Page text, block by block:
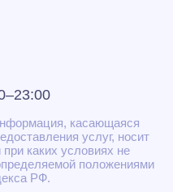
касающаяся
услуг, носит
каких условиях не
положениями
РФ.